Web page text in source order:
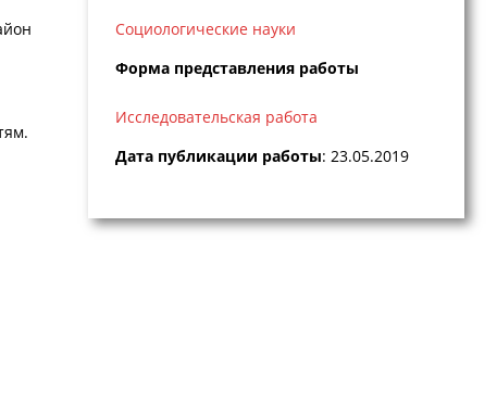
Социологические науки
Форма представления работы
Исследовательская работа
Дата публикации работы: 23.05.2019